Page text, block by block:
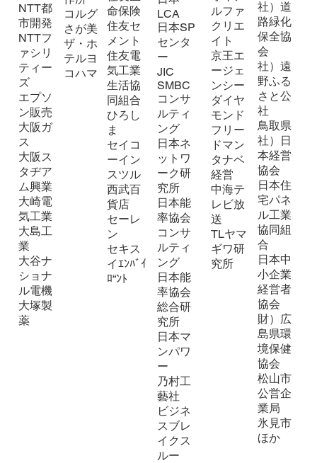
NTT都
市開発
NTTフ
ァシリ
ティー
ズ
エプソ
ン販売
大阪ガ
ス
大阪ス
タヂア
ム興業
大崎電
気工業
大島工
業
大谷ナ
ショナ
ル電機
大塚製
薬
コルグ
さが美
ザ・ホ
テルヨ
コハマ
命保険
住友セ
メント
住友電
気工業
生活協
同組合
ひろし
ま
セイコ
ーイン
スツル
西武百
貨店
セーレ
ン
セキス
イｴﾝﾊﾞｲ
ﾛ“ﾝﾄ
LCA
日本SP
センタ
ー
JIC
SMBC
コンサ
ルティ
ング
日本ネ
ットワ
ーク研
究所
日本能
率協会
コンサ
ルティ
ング
日本能
率協会
総合研
究所
日本マ
ンパワ
ー
乃村工
藝社
ビジネ
スブレ
イクス
ルー
ルファ
クリエ
イト
京王エ
ージェ
ンシー
ダイヤ
モンド
フリー
ドマン
タナベ
経営
中海テ
レビ放
送
TLヤマ
ギワ研
究所
社）道
路緑化
保全協
会
社）遠
野ふる
さと公
社
鳥取県
社）日
本経営
協会
日本住
宅パネ
ル工業
協同組
合
日本中
小企業
経営者
協会
財）広
島県環
境保健
協会
松山市
公営企
業局
氷見市
ほか